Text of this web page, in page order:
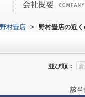
野村畳店 > 野村畳店の近く
並び順：
該当